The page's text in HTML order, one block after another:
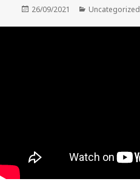
Yayın
26/09/2021 Kategoriler
Uncategorized